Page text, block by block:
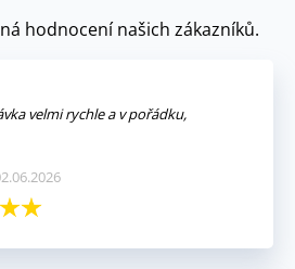
hodnocení našich zákazníků.
velmi rychle a v pořádku,